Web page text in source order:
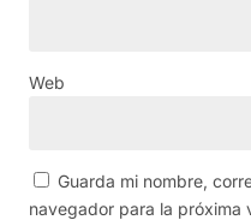
Web
Guarda mi nombre,
navegador para la próxima